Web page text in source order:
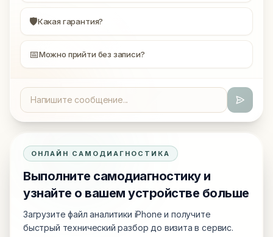
🛡Какая гарантия?
📅Можно прийти без записи?
ОНЛАЙН САМОДИАГНОСТИКА
Выполните самодиагностику и
узнайте о вашем устройстве больше
Загрузите файл аналитики iPhone и получите
быстрый технический разбор до визита в сервис.